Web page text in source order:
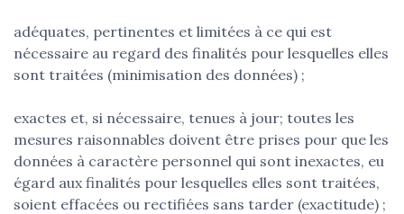
adéquates, pertinentes et limitées à ce qui est
nécessaire au regard des finalités pour lesquelles elles
sont traitées (minimisation des données) ;
exactes et, si nécessaire, tenues à jour; toutes les
mesures raisonnables doivent être prises pour que les
données à caractère personnel qui sont inexactes, eu
égard aux finalités pour lesquelles elles sont traitées,
soient effacées ou rectifiées sans tarder (exactitude) ;